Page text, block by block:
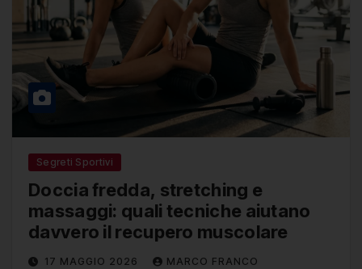
Segreti Sportivi
Doccia fredda, stretching e
massaggi: quali tecniche aiutano
davvero il recupero muscolare
17 MAGGIO 2026 MARCO FRANCO